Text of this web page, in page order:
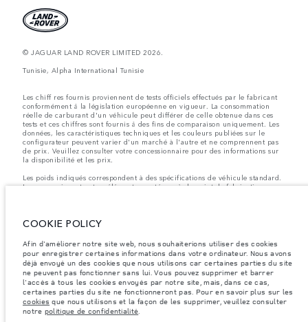
© JAGUAR LAND ROVER LIMITED 2026.
Tunisie, Alpha International Tunisie
Les chiff res fournis proviennent de tests officiels effectués par le fabricant
conformément å la législation européenne en vigueur. La consommation
réelle de carburant d'un véhicule peut différer de celle obtenue dans ces
tests et ces chiffres sont fournis å des fins de comparaison uniquement. Les
données, les caractéristiques techniques et les couleurs publiées sur le
configurateur peuvent varier d'un marché à l'autre et ne comprennent pas
de prix. Veuillez consulter votre concessionnaire pour des informations sur
la disponibilité et les prix.
Les poids indiqués correspondent à des spécifications de véhicule standard.
Les accessoires et autres éléments montés après le point de fabrication
et des carburants.
Remarque importante sur les images et les spécifications.
La pénurie
mondiale de semi-conducteurs affecte actuellement les spécifications de
construction des véhicules, la disponibilité des options et les délais de
construction. Cette situation s’avère très fluctuante, et par conséquent, les
images utilisées actuellement sur le site Web peuvent ne pas refléter
entièrement les spécifications actuelles en ce qui concerne les
caractéristiques, les options, les finitions et les combinaisons de couleurs.
Veuillez consulter votre concessionnaire pour avoir confirmation des
restrictions actuelles et faire un choix éclairé
COOKIE POLICY
Afin d'améliorer notre site web, nous souhaiterions utiliser des cookies
pour enregistrer certaines informations dans votre ordinateur. Nous avons
déjà envoyé un des cookies que nous utilisons car certaines parties du site
ne peuvent pas fonctionner sans lui. Vous pouvez supprimer et barrer
l'accès à tous les cookies envoyés par notre site, mais, dans ce cas,
certaines parties du site ne fonctionneront pas. Pour en savoir plus sur les
cookies que nous utilisons et la façon de les supprimer, veuillez consulter
notre politique de confidentialité.